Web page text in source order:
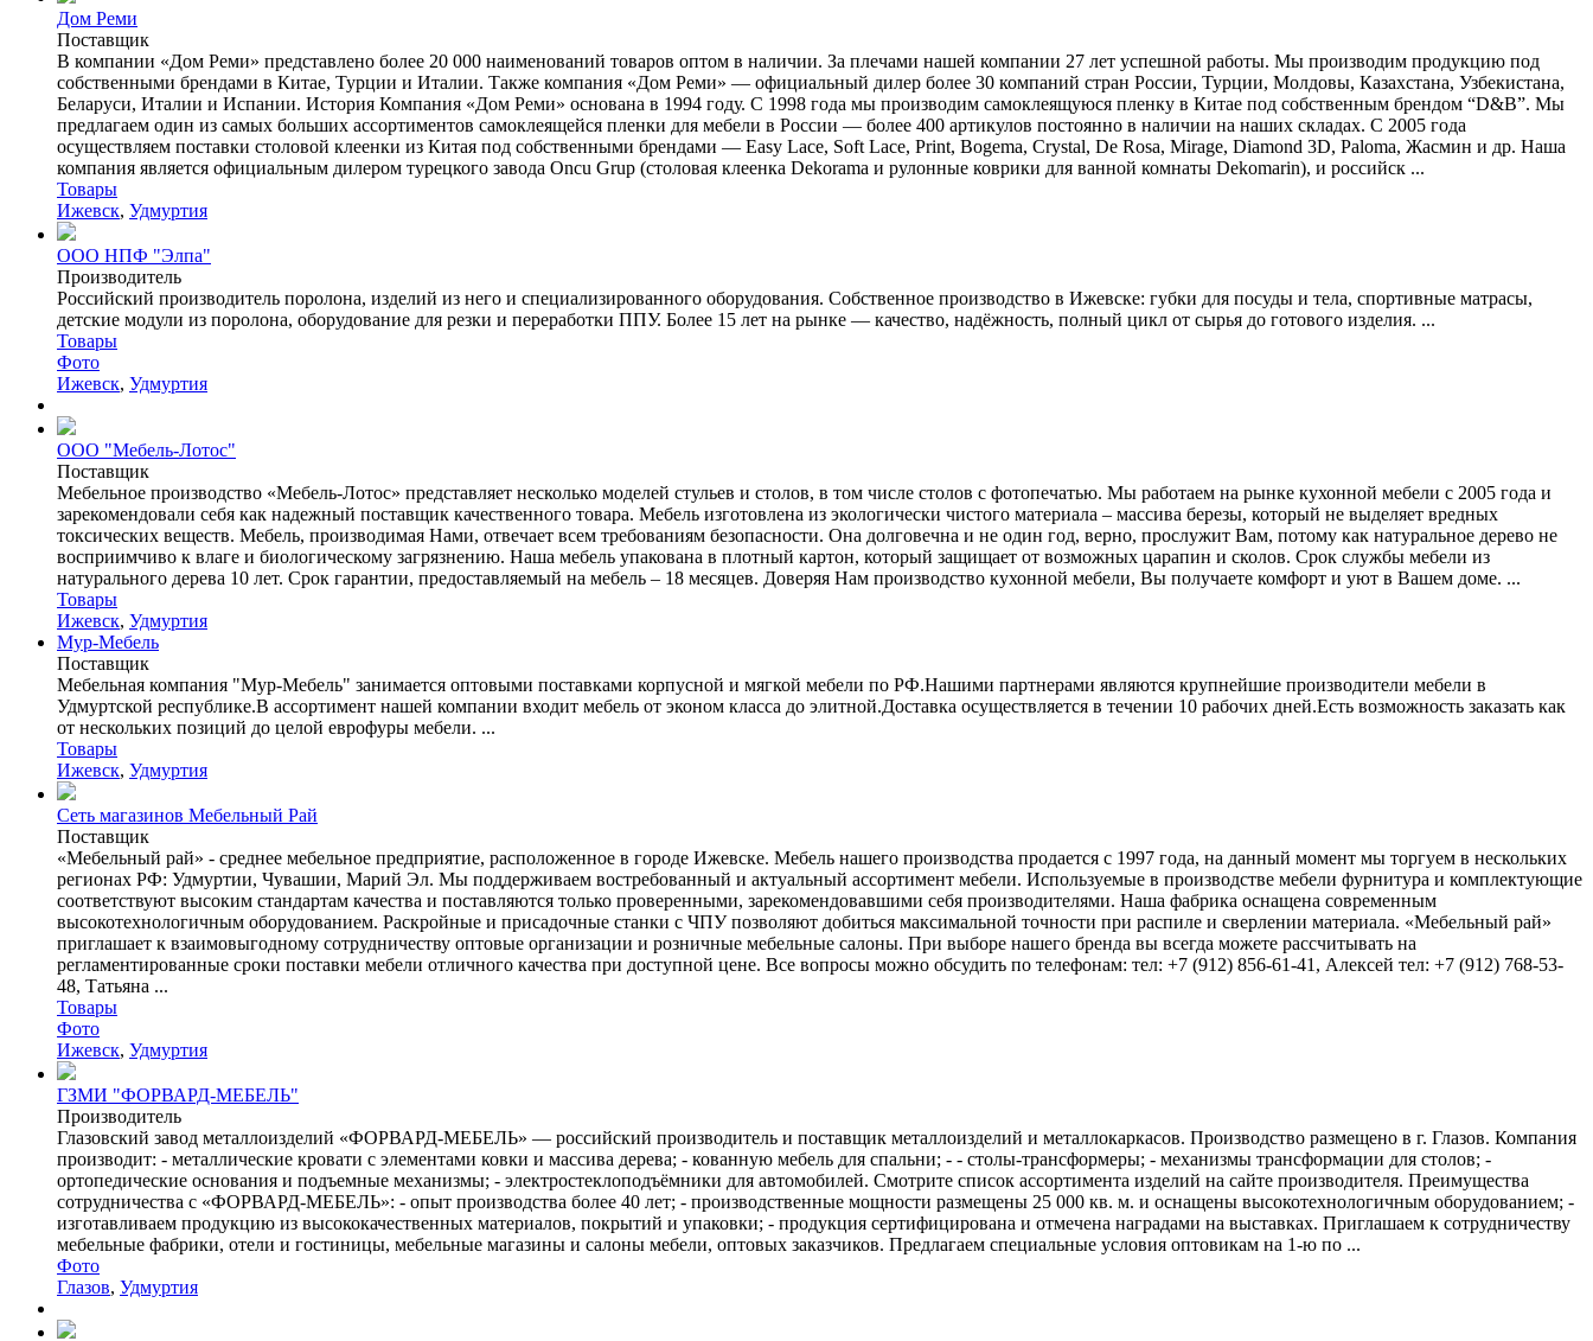
Дом Реми
Поставщик
В компании «Дом Реми» представлено более 20 000 наименований товаров оптом в наличии. За плечами нашей компании 27 лет успешной работы. Мы производим продукцию под
собственными брендами в Китае, Турции и Италии. Также компания «Дом Реми» — официальный дилер более 30 компаний стран России, Турции, Молдовы, Казахстана, Узбекистана,
Беларуси, Италии и Испании. История Компания «Дом Реми» основана в 1994 году. С 1998 года мы производим самоклеящуюся пленку в Китае под собственным брендом “D&B”. Мы
предлагаем один из самых больших ассортиментов самоклеящейся пленки для мебели в России — более 400 артикулов постоянно в наличии на наших складах. С 2005 года
осуществляем поставки столовой клеенки из Китая под собственными брендами — Easy Lace, Soft Lace, Print, Bogema, Crystal, De Rosa, Mirage, Diamond 3D, Paloma, Жасмин и др. Наша
компания является официальным дилером турецкого завода Oncu Grup (столовая клеенка Dekorama и рулонные коврики для ванной комнаты Dekomarin), и российск ...
Товары
Ижевск, Удмуртия
ООО НПФ "Элпа"
Производитель
Российский производитель поролона, изделий из него и специализированного оборудования. Собственное производство в Ижевске: губки для посуды и тела, спортивные матрасы,
детские модули из поролона, оборудование для резки и переработки ППУ. Более 15 лет на рынке — качество, надёжность, полный цикл от сырья до готового изделия. ...
Товары
Фото
Ижевск, Удмуртия
ООО "Мебель-Лотос"
Поставщик
Мебельное производство «Мебель-Лотос» представляет несколько моделей стульев и столов, в том числе столов с фотопечатью. Мы работаем на рынке кухонной мебели с 2005 года и
зарекомендовали себя как надежный поставщик качественного товара. Мебель изготовлена из экологически чистого материала – массива березы, который не выделяет вредных
токсических веществ. Мебель, производимая Нами, отвечает всем требованиям безопасности. Она долговечна и не один год, верно, прослужит Вам, потому как натуральное дерево не
восприимчиво к влаге и биологическому загрязнению. Наша мебель упакована в плотный картон, который защищает от возможных царапин и сколов. Срок службы мебели из
натурального дерева 10 лет. Срок гарантии, предоставляемый на мебель – 18 месяцев. Доверяя Нам производство кухонной мебели, Вы получаете комфорт и уют в Вашем доме. ...
Товары
Ижевск, Удмуртия
Мур-Мебель
Поставщик
Мебельная компания "Мур-Мебель" занимается оптовыми поставками корпусной и мягкой мебели по РФ.Нашими партнерами являются крупнейшие производители мебели в
Удмуртской республике.В ассортимент нашей компании входит мебель от эконом класса до элитной.Доставка осуществляется в течении 10 рабочих дней.Есть возможность заказать как
от нескольких позиций до целой еврофуры мебели. ...
Товары
Ижевск, Удмуртия
Сеть магазинов Мебельный Рай
Поставщик
«Мебельный рай» - среднее мебельное предприятие, расположенное в городе Ижевске. Мебель нашего производства продается с 1997 года, на данный момент мы торгуем в нескольких
регионах РФ: Удмуртии, Чувашии, Марий Эл. Мы поддерживаем востребованный и актуальный ассортимент мебели. Используемые в производстве мебели фурнитура и комплектующие
соответствуют высоким стандартам качества и поставляются только проверенными, зарекомендовавшими себя производителями. Наша фабрика оснащена современным
высокотехнологичным оборудованием. Раскройные и присадочные станки с ЧПУ позволяют добиться максимальной точности при распиле и сверлении материала. «Мебельный рай»
приглашает к взаимовыгодному сотрудничеству оптовые организации и розничные мебельные салоны. При выборе нашего бренда вы всегда можете рассчитывать на
регламентированные сроки поставки мебели отличного качества при доступной цене. Все вопросы можно обсудить по телефонам: тел: +7 (912) 856-61-41, Алексей тел: +7 (912) 768-53-
48, Татьяна ...
Товары
Фото
Ижевск, Удмуртия
ГЗМИ "ФОРВАРД-МЕБЕЛЬ"
Производитель
Глазовский завод металлоизделий «ФОРВАРД-МЕБЕЛЬ» — российский производитель и поставщик металлоизделий и металлокаркасов. Производство размещено в г. Глазов. Компания
производит: - металлические кровати с элементами ковки и массива дерева; - кованную мебель для спальни; - - столы-трансформеры; - механизмы трансформации для столов; -
ортопедические основания и подъемные механизмы; - электростеклоподъёмники для автомобилей. Смотрите список ассортимента изделий на сайте производителя. Преимущества
сотрудничества с «ФОРВАРД-МЕБЕЛЬ»: - опыт производства более 40 лет; - производственные мощности размещены 25 000 кв. м. и оснащены высокотехнологичным оборудованием; -
изготавливаем продукцию из высококачественных материалов, покрытий и упаковки; - продукция сертифицирована и отмечена наградами на выставках. Приглашаем к сотрудничеству
мебельные фабрики, отели и гостиницы, мебельные магазины и салоны мебели, оптовых заказчиков. Предлагаем специальные условия оптовикам на 1-ю по ...
Фото
Глазов, Удмуртия